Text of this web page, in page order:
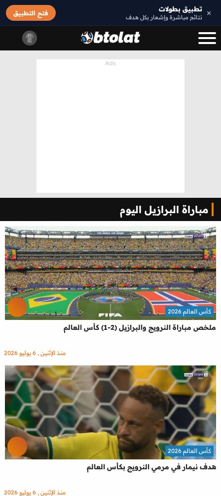
× تطبيق بطولات
نتائج مباشرة وإشعار بكل هدف
فتح التطبيق
مباراة البرازيل اليوم
ملخص مباراة النرويج والبرازيل (2-1) كأس العالم
كأس العالم 2026
منذ الإثنين , 6 يوليو 2026
هدف نيمار في مرمي النرويج بكأس العالم
كأس العالم 2026
منذ الإثنين , 6 يوليو 2026